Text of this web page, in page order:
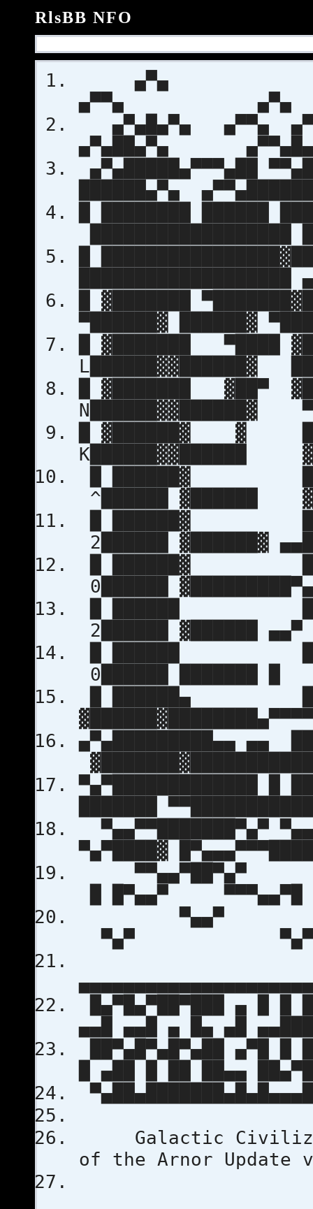
RlsBB NFO
▄▀▄
▄▀▀▄ ▄▀▄
▄▀▄█▄▀▄ ▄▀▀▄
▄▀▄██▄▀▄
▄▀▄█████▄▀▀▀▄██
██████▄▀▄
█
███████████████████
█ ▓███████
▀██████▓ ██████▓
█ ▓███████ ▀████
L██████▓▓██████▓
█ ▓███████ ▓██▀
N██████▓▓██████▓
█ ▓██████▓ ▓
K██████▓▓██████
█ ██████▓
^██████ ▓██████
█ ██████▓
2██████ ▓██████▓
█ ██████▓
0██████
2██████ ▓██████
0██████
█ ██████▄
▄▀▄█████████▄▄ ▄▄
▀▄▀█████████████ █
███████
▀▄▄▀▀███████▀▄▀
▀▄▀████▓
▀▀▄▄▀██▀▄▀
█ █▀▄▄▀ ▀▀▀▄▄▀█
▀▄▄▀
▀▄▀ ▀▄▀
█▄▀█▄▀██▀███ ▄ █ █
▄▄█ ▄▄█ ▄ █▄ ▄█
██▀▄█▀▄█▀▄██ ▄▀█ █
█ ▄██ █ ██ ██▄▄
Galactic
of the Arnor Update